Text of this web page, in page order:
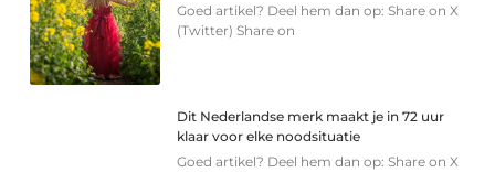
Goed artikel? Deel hem dan op: Share on X
(Twitter) Share on
Dit Nederlandse merk maakt je in 72 uur
klaar voor elke noodsituatie
Goed artikel? Deel hem dan op: Share on X